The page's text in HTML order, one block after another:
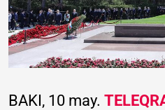
BAKI, 10 may.